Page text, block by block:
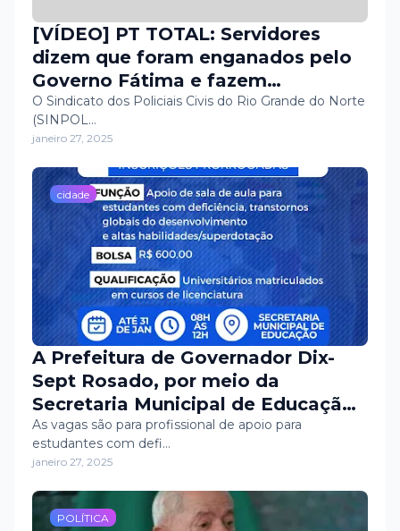
[VÍDEO] PT TOTAL: Servidores
dizem que foram enganados pelo
Governo Fátima e fazem
convocação para analisarem greve
geral
O Sindicato dos Policiais Civis do Rio Grande do Norte
(SINPOL…
janeiro 27, 2025
cidade
A Prefeitura de Governador Dix-
Sept Rosado, por meio da
Secretaria Municipal de Educação,
prorrogou, até o dia 31 de janeiro,
o prazo de inscrições para a
seleção de vagas de estágio.
As vagas são para profissional de apoio para
estudantes com defi…
janeiro 27, 2025
POLÍTICA